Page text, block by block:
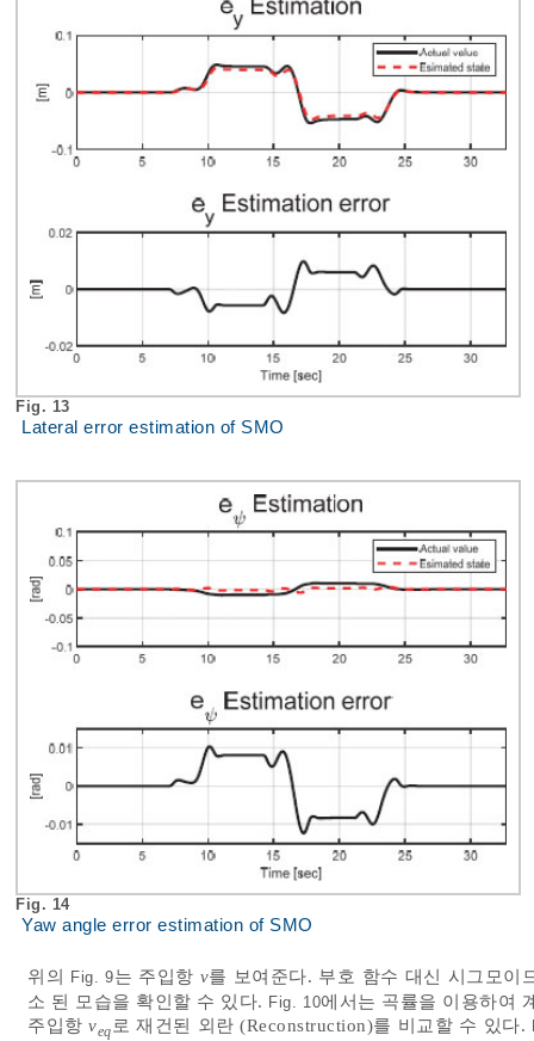
Fig. 13
Lateral error estimation of SMO
Fig. 14
Yaw angle error estimation of SMO
위의 Fig. 9는 주입항 v를 보여준다. 부호 함수 대신 시그모이
소 된 모습을 확인할 수 있다. Fig. 10에서는 곡률을 이용하여
주입항veq 로 재건된 외란 (Reconstruction)를 비교할 수 있다.